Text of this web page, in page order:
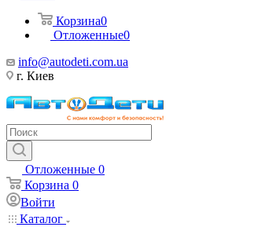
Корзина0
Отложенные0
info@autodeti.com.ua
г. Киев
Отложенные 0
Корзина 0
Войти
Каталог